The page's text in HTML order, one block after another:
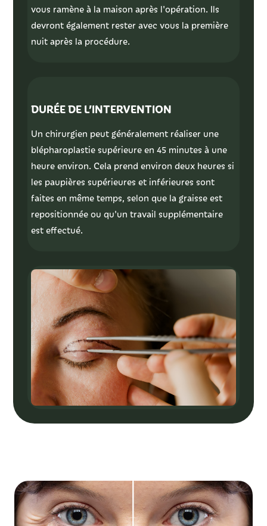
vous ramène à la maison après l'opération. Ils
devront également rester avec vous la première
nuit après la procédure.
DURÉE DE L’INTERVENTION
Un chirurgien peut généralement réaliser une
blépharoplastie supérieure en 45 minutes à une
heure environ. Cela prend environ deux heures si
les paupières supérieures et inférieures sont
faites en même temps, selon que la graisse est
repositionnée ou qu'un travail supplémentaire
est effectué.